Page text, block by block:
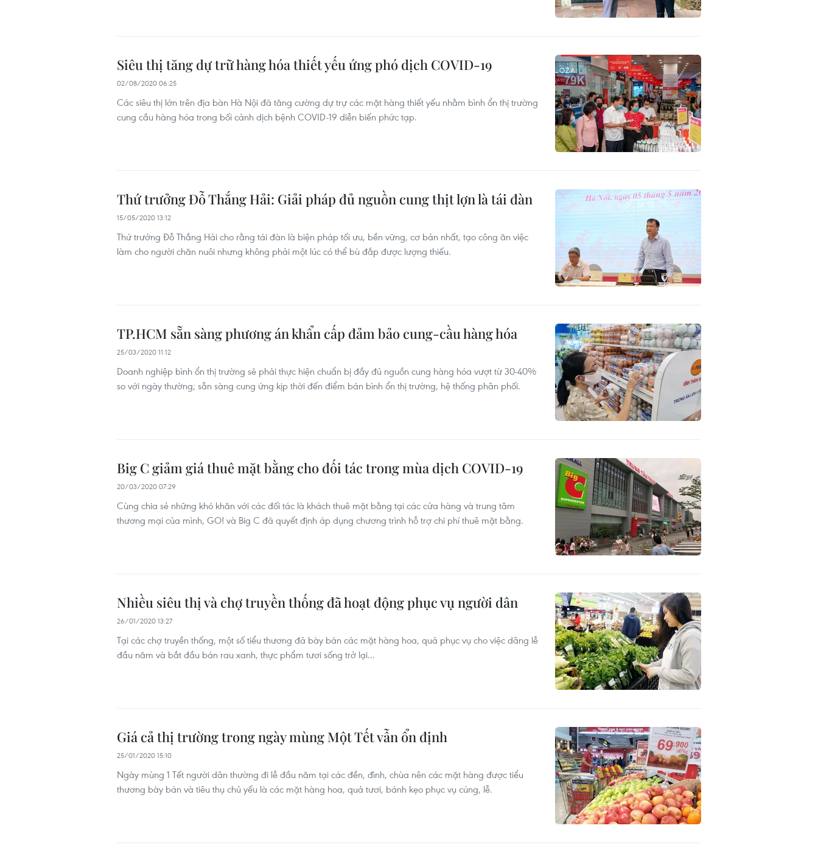
Siêu thị tăng dự trữ hàng hóa thiết yếu ứng phó dịch COVID-19
02/08/2020 06:25
Các siêu thị lớn trên địa bàn Hà Nội đã tăng cường dự trự các mặt hàng thiết yếu nhằm bình ổn thị trường
cung cầu hàng hóa trong bối cảnh dịch bệnh COVID-19 diễn biến phức tạp.
Thứ trưởng Đỗ Thắng Hải: Giải pháp đủ nguồn cung thịt lợn là tái đàn
15/05/2020 13:12
Thứ trưởng Đỗ Thắng Hải cho rằng tái đàn là biện pháp tối ưu, bền vững, cơ bản nhất, tạo công ăn việc
làm cho người chăn nuôi nhưng không phải một lúc có thể bù đắp được lượng thiếu.
TP.HCM sẵn sàng phương án khẩn cấp đảm bảo cung-cầu hàng hóa
25/03/2020 11:12
Doanh nghiệp bình ổn thị trường sẽ phải thực hiện chuẩn bị đầy đủ nguồn cung hàng hóa vượt từ 30-40%
so với ngày thường; sẵn sàng cung ứng kịp thời đến điểm bán bình ổn thị trường, hệ thống phân phối.
Big C giảm giá thuê mặt bằng cho đối tác trong mùa dịch COVID-19
20/03/2020 07:29
Cùng chia sẻ những khó khăn với các đối tác là khách thuê mặt bằng tại các cửa hàng và trung tâm
thương mại của mình, GO! và Big C đã quyết định áp dụng chương trình hỗ trợ chi phí thuê mặt bằng.
Nhiều siêu thị và chợ truyền thống đã hoạt động phục vụ người dân
26/01/2020 13:27
Tại các chợ truyền thống, một số tiểu thương đã bày bán các mặt hàng hoa, quả phục vụ cho việc dâng lễ
đầu năm và bắt đầu bán rau xanh, thực phẩm tươi sống trở lại...
Giá cả thị trường trong ngày mùng Một Tết vẫn ổn định
25/01/2020 15:10
Ngày mùng 1 Tết người dân thường đi lễ đầu năm tại các đền, đình, chùa nên các mặt hàng được tiểu
thương bày bán và tiêu thụ chủ yếu là các mặt hàng hoa, quả tươi, bánh kẹo phục vụ cúng, lễ.